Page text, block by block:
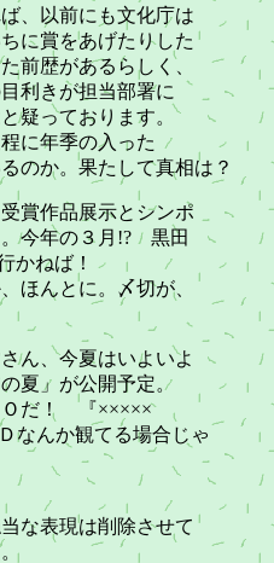
、以前にも文化庁は
に賞をあげたりした
前歴があるらしく、
利きが担当部署に
疑っております。
に年季の入った
のか。果たして真相は？
賞作品展示とシンポ
。今年の３月!? 黒田
かねば！
ほんとに。〆切が、
ん、今夏はいよいよ
夏」が公開予定。
Ｏだ！ 『×××××
なんか観てる場合じゃ
な表現は削除させて